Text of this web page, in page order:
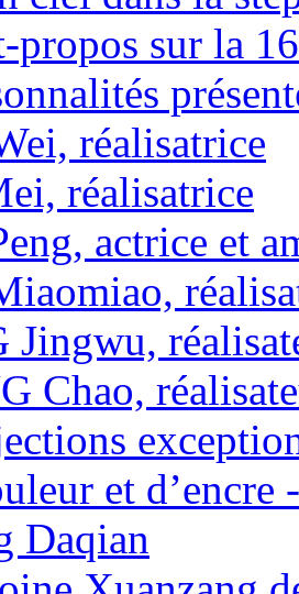
propos sur la
réalisatrice
réalisatrice
actrice et
Jingwu,
Chao,
et
Daqian